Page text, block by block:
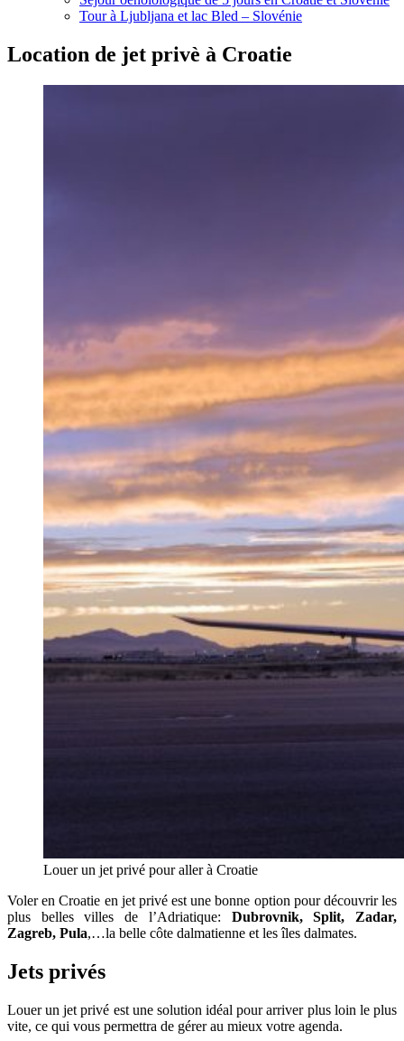
Tour à Ljubljana et lac Bled – Slovénie
Location de jet privè à Croatie
Louer un jet privé pour aller à Croatie
Voler en Croatie en jet privé est une bonne option pour découvrir les
plus belles villes de l’Adriatique: Dubrovnik, Split, Zadar,
Zagreb, Pula,…la belle côte dalmatienne et les îles dalmates.
Jets privés
Louer un jet privé est une solution idéal pour arriver plus loin le plus
vite, ce qui vous permettra de gérer au mieux votre agenda.